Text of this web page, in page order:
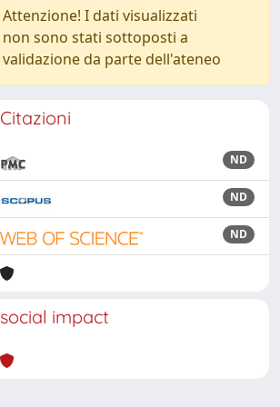
Attenzione! I dati visualizzati
non sono stati sottoposti a
validazione da parte dell'ateneo
Citazioni
ND
ND
ND
social impact